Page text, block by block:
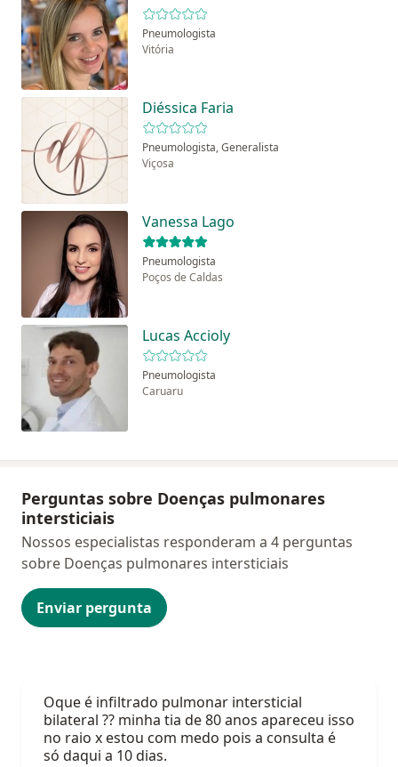
Pneumologista
Vitória
Diéssica Faria
Pneumologista, Generalista
Viçosa
Vanessa Lago
Pneumologista
Poços de Caldas
Lucas Accioly
Pneumologista
Caruaru
Perguntas sobre Doenças pulmonares
intersticiais
Enviar pergunta
Nossos especialistas responderam a 4 perguntas
sobre Doenças pulmonares intersticiais
Oque é infiltrado pulmonar intersticial
bilateral ?? minha tia de 80 anos apareceu isso
no raio x estou com medo pois a consulta é
só daqui a 10 dias.